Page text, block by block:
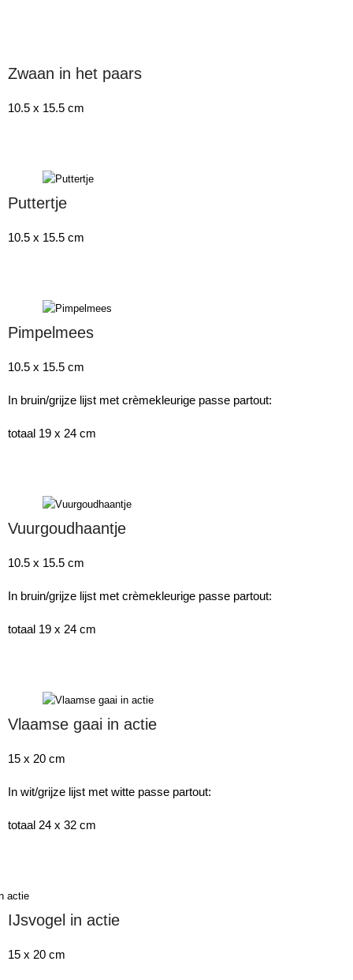
Zwaan in het paars
10.5 x 15.5 cm
Puttertje
10.5 x 15.5 cm
Pimpelmees
10.5 x 15.5 cm
In bruin/grijze lijst met crèmekleurige passe partout:
totaal 19 x 24 cm
Vuurgoudhaantje
10.5 x 15.5 cm
In bruin/grijze lijst met crèmekleurige passe partout:
totaal 19 x 24 cm
Vlaamse gaai in actie
15 x 20 cm
In wit/grijze lijst met witte passe partout:
totaal 24 x 32 cm
IJsvogel in actie
15 x 20 cm